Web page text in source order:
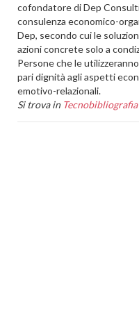
cofondatore di Dep
consulenza economico-
Dep, secondo cui le
azioni concrete solo a
Persone che le
pari dignità agli aspetti
emotivo-relazionali.
Si trova in Tecnobibliografia